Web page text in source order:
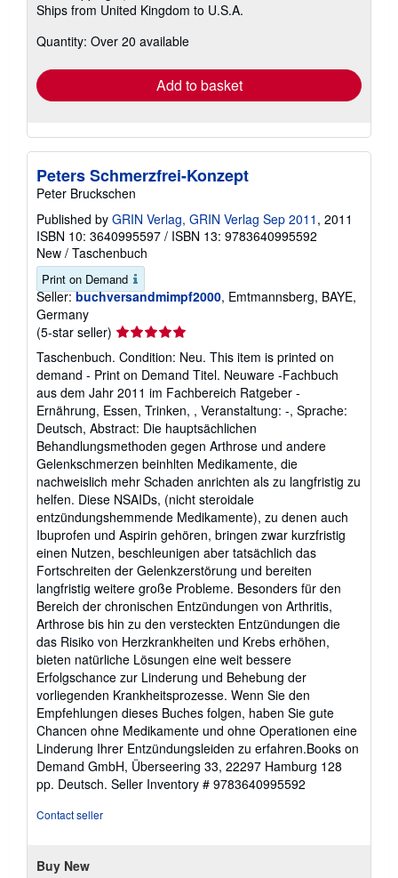
more
shipping
Ships from United Kingdom to U.S.A.
Quantity: Over 20 available
Add to basket
Peters Schmerzfrei-Konzept
Peter Bruckschen
Published by GRIN Verlag, GRIN Verlag Sep 2011 , 2011
ISBN 10: 3640995597 / ISBN 13: 9783640995592
New / Taschenbuch
Print on Demand
Seller: buchversandmimpf2000, Emtmannsberg, BAYE,
Germany
(5-star seller) Seller
rating
5
out
of
5
stars
Taschenbuch. Condition: Neu. This item is printed on
demand - Print on Demand Titel. Neuware -Fachbuch
aus dem Jahr 2011 im Fachbereich Ratgeber -
Ernährung, Essen, Trinken, , Veranstaltung: -, Sprache:
Deutsch, Abstract: Die hauptsächlichen
Behandlungsmethoden gegen Arthrose und andere
Gelenkschmerzen beinhlten Medikamente, die
nachweislich mehr Schaden anrichten als zu langfristig zu
helfen. Diese NSAIDs, (nicht steroidale
entzündungshemmende Medikamente), zu denen auch
Ibuprofen und Aspirin gehören, bringen zwar kurzfristig
einen Nutzen, beschleunigen aber tatsächlich das
Fortschreiten der Gelenkzerstörung und bereiten
langfristig weitere große Probleme. Besonders für den
Bereich der chronischen Entzündungen von Arthritis,
Arthrose bis hin zu den versteckten Entzündungen die
das Risiko von Herzkrankheiten und Krebs erhöhen,
bieten natürliche Lösungen eine weit bessere
Erfolgschance zur Linderung und Behebung der
vorliegenden Krankheitsprozesse. Wenn Sie den
Empfehlungen dieses Buches folgen, haben Sie gute
Chancen ohne Medikamente und ohne Operationen eine
Linderung Ihrer Entzündungsleiden zu erfahren.Books on
Demand GmbH, Überseering 33, 22297 Hamburg 128
pp. Deutsch. Seller Inventory # 9783640995592
Contact seller
Buy New